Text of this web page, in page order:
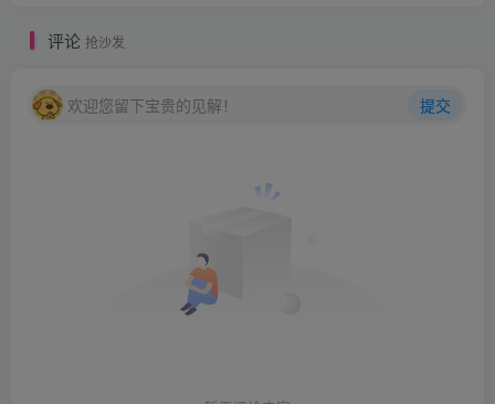
评论 抢沙发
欢迎您留下宝贵的见解！ 提交